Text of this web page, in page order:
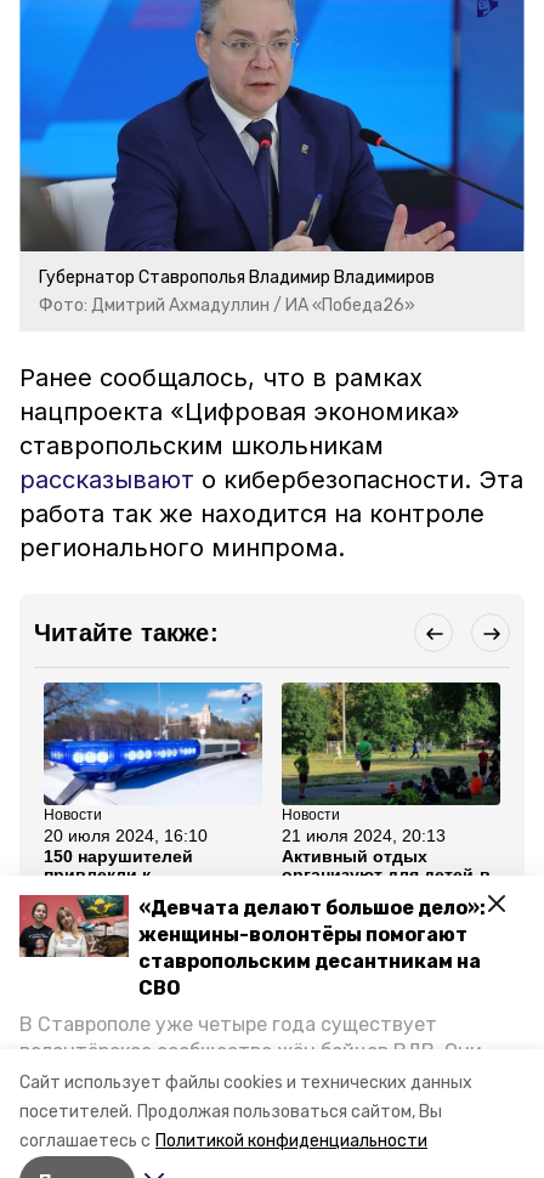
Сайт использует файлы cookies и технических данных
посетителей. Продолжая пользоваться сайтом, Вы
соглашаетесь с Политикой конфиденциальности
«Девчата делают большое дело»:
женщины-волонтёры помогают
ставропольским десантникам на
СВО
В Ставрополе уже четыре года существует
волонтёрское сообщество жён бойцов ВДВ. Они
организуют сборы вещей и продуктов для
участников спецоперации и лично отвозят всё это
на передовую. Девушки рассказали «Победе26», как
создавали добровольческий клуб и зачем проводят
Губернатор Ставрополья Владимир Владимиров
Фото: Дмитрий Ахмадуллин / ИА «Победа26»
Ранее сообщалось, что в рамках
нацпроекта «Цифровая экономика»
ставропольским школьникам
рассказывают о кибербезопасности. Эта
работа так же находится на контроле
регионального минпрома.
Читайте также:
Новости
20 июля 2024, 16:10
150 нарушителей
привлекли к
ответственности во
время рейда ГИБДД в
Ставрополе
Новости
21 июля 2024, 20:13
Активный отдых
организуют для детей в
педагогов и наставников
Все новости
авария ростовская аэс